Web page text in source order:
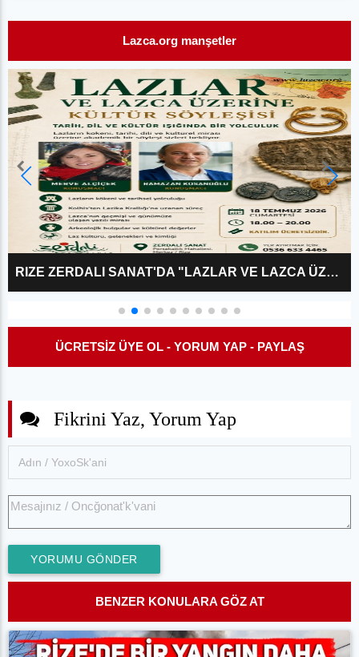
Lazca.org manşetler
RIZE ZERDALI SANAT'DA "LAZLAR VE LAZCA ÜZERINE?" KÜLTÜR SÖYLEŞISI
ÜCRETSİZ ÜYE OL - YORUM YAP - PAYLAŞ
Fikrini Yaz, Yorum Yap
YORUMU GÖNDER
BENZER KONULARA GÖZ AT